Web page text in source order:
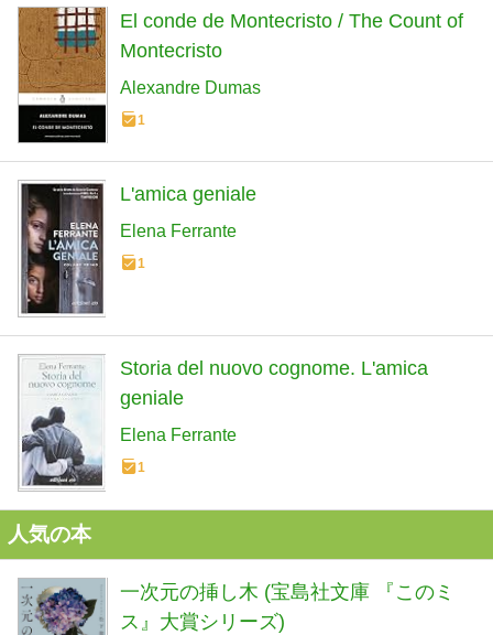
El conde de Montecristo / The Count of
Montecristo
Alexandre Dumas
1
L'amica geniale
Elena Ferrante
1
Storia del nuovo cognome. L'amica
geniale
Elena Ferrante
1
人気の本
一次元の挿し木 (宝島社文庫 『このミ
ス』大賞シリーズ)